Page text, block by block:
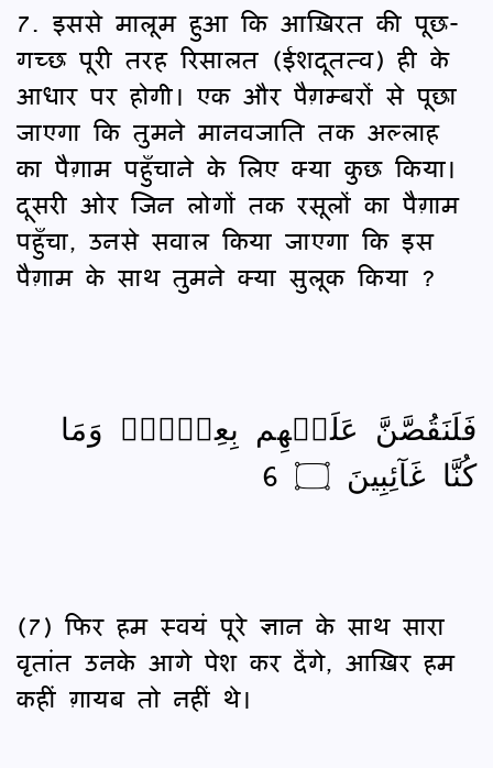
7. इससे मालूम हुआ कि आख़िरत की पूछ-
गच्छ पूरी तरह रिसालत (ईशदूतत्व) ही के
आधार पर होगी। एक और पैग़म्बरों से पूछा
जाएगा कि तुमने मानवजाति तक अल्लाह
का पैग़ाम पहुँचाने के लिए क्या कुछ किया।
दूसरी ओर जिन लोगों तक रसूलों का पैग़ाम
पहुँचा, उनसे सवाल किया जाएगा कि इस
पैग़ाम के साथ तुमने क्या सुलूक किया ?
فَلَنَقُصَّنَّ عَلَيۡهِم بِعِلۡمٖۖ وَمَا
كُنَّا غَآئِبِينَ ۝ 6
(7) फिर हम स्वयं पूरे ज्ञान के साथ सारा
वृतांत उनके आगे पेश कर देंगे, आख़िर हम
कहीं ग़ायब तो नहीं थे।